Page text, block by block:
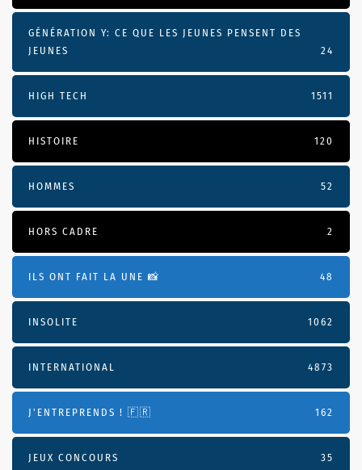
GÉNÉRATION Y: CE QUE LES JEUNES PENSENT DES
JEUNES
24
HIGH TECH 1511
HISTOIRE 120
HOMMES 52
HORS CADRE 2
ILS ONT FAIT LA UNE 📸 48
INSOLITE 1062
INTERNATIONAL 4873
J'ENTREPRENDS ! 🇫🇷 162
JEUX CONCOURS 35